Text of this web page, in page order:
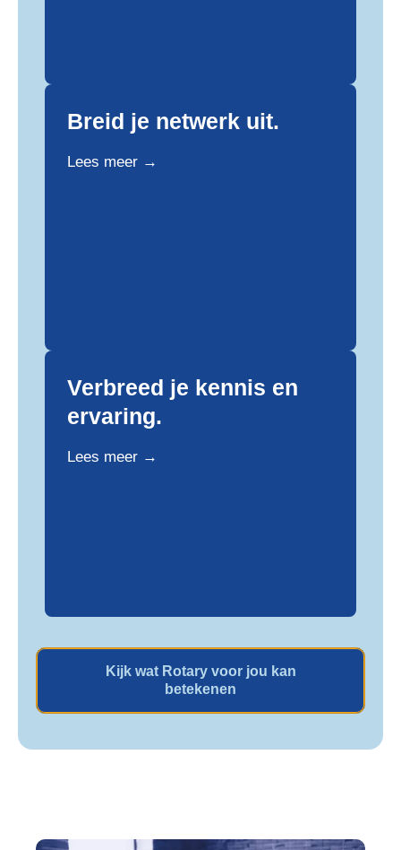
Breid je netwerk uit.
Lees meer →
Verbreed je kennis en
ervaring.
Lees meer →
Kijk wat Rotary voor jou kan
betekenen